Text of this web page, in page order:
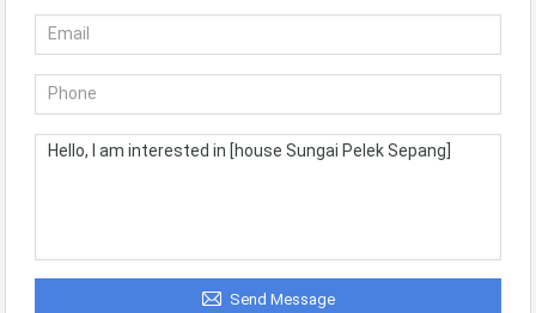
Send Message